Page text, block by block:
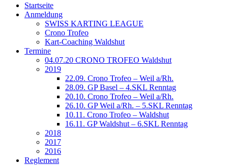
Startseite
Anmeldung
SWISS KARTING LEAGUE
Crono Trofeo
Kart-Coaching Waldshut
Termine
04.07.20 CRONO TROFEO Waldshut
2019
22.09. Crono Trofeo – Weil a/Rh.
28.09. GP Basel – 4.SKL Renntag
20.10. Crono Trofeo – Weil a/Rh.
26.10. GP Weil a/Rh. – 5.SKL Renntag
10.11. Crono Trofeo – Waldshut
16.11. GP Waldshut – 6.SKL Renntag
2018
2017
2016
Reglement